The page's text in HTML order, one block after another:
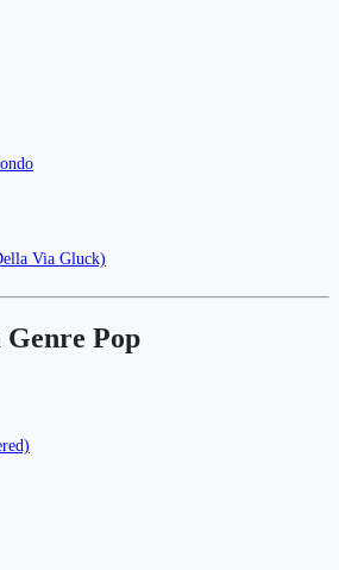
Via Gluck)
Pop